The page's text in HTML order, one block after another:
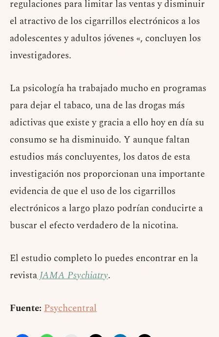
regulaciones para limitar las ventas y disminuir
el atractivo de los cigarrillos electrónicos a los
adolescentes y adultos jóvenes «, concluyen los
investigadores.
La psicología ha trabajado mucho en programas
para dejar el tabaco, una de las drogas más
adictivas que existe y gracia a ello hoy en día su
consumo se ha disminuido. Y aunque faltan
estudios más concluyentes, los datos de esta
investigación nos proporcionan una importante
evidencia de que el uso de los cigarrillos
electrónicos a largo plazo podrían conducirte a
buscar el efecto verdadero de la nicotina.
El estudio completo lo puedes encontrar en la
revistaJAMA Psychiatry.
Fuente: Psychcentral